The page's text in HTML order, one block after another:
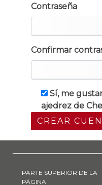
Contraseña
Confirmar
Sí, me
ajedrez de
CREAR
PARTE SUPERIOR DE LA
PÁGINA